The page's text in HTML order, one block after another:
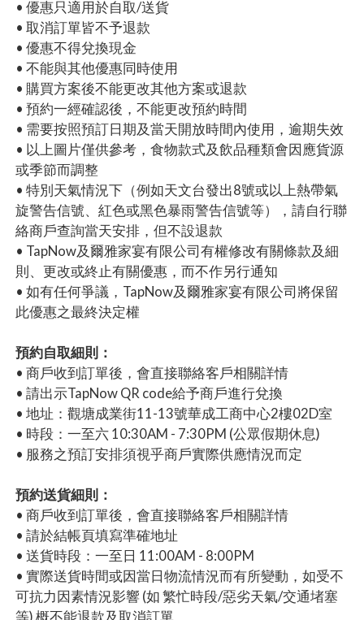
• 優惠只適用於自取/送貨
• 取消訂單皆不予退款
• 優惠不得兌換現金
• 不能與其他優惠同時使用
• 購買方案後不能更改其他方案或退款
• 預約一經確認後，不能更改預約時間
• 需要按照預訂日期及當天開放時間內使用，逾期失效
• 以上圖片僅供參考，食物款式及飲品種類會因應貨源
或季節而調整
• 特別天氣情況下（例如天文台發出8號或以上熱帶氣
旋警告信號、紅色或黑色暴雨警告信號等），請自行聯
絡商戶查詢當天安排，但不設退款
• TapNow及爾雅家宴有限公司有權修改有關條款及細
則、更改或終止有關優惠，而不作另行通知
• 如有任何爭議，TapNow及爾雅家宴有限公司將保留
此優惠之最終決定權
預約自取細則：
• 商戶收到訂單後，會直接聯絡客戶相關詳情
• 請出示TapNow QR code給予商戶進行兌換
• 地址：觀塘成業街11-13號華成工商中心2樓02D室
• 時段：一至六 10:30AM - 7:30PM (公眾假期休息)
• 服務之預訂安排須視乎商戶實際供應情況而定
預約送貨細則：
• 商戶收到訂單後，會直接聯絡客戶相關詳情
• 請於結帳頁填寫準確地址
• 送貨時段：一至日 11:00AM - 8:00PM
• 實際送貨時間或因當日物流情況而有所變動，如受不
可抗力因素情況影響 (如 繁忙時段/惡劣天氣/交通堵塞
等) 概不能退款及取消訂單